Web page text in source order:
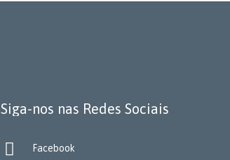
Siga-nos nas Redes Sociais
 Facebook